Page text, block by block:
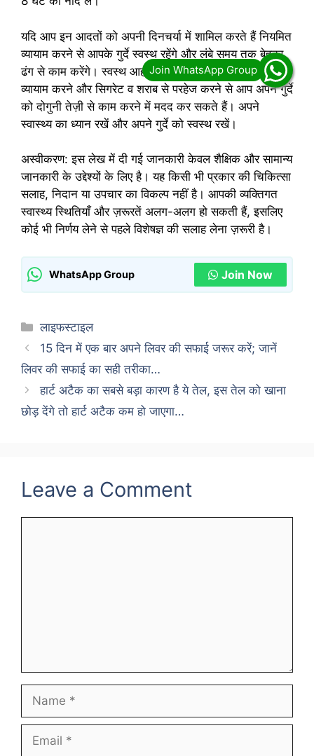
यदि आप इन आदतों को अपनी दिनचर्या में शामिल करते हैं नियमित
व्यायाम करने से आपके गुर्दे स्वस्थ रहेंगे और लंबे समय तक बेहतर
ढंग से काम करेंगे। स्वस्थ आहार लेने, पर्याप्त पानी पीने, नियमित
व्यायाम करने और सिगरेट व शराब से परहेज करने से आप अपने गुर्दे
को दोगुनी तेज़ी से काम करने में मदद कर सकते हैं। अपने
स्वास्थ्य का ध्यान रखें और अपने गुर्दे को स्वस्थ रखें।
अस्वीकरण: इस लेख में दी गई जानकारी केवल शैक्षिक और सामान्य
जानकारी के उद्देश्यों के लिए है। यह किसी भी प्रकार की चिकित्सा
सलाह, निदान या उपचार का विकल्प नहीं है। आपकी व्यक्तिगत
स्वास्थ्य स्थितियाँ और ज़रूरतें अलग-अलग हो सकती हैं, इसलिए
कोई भी निर्णय लेने से पहले विशेषज्ञ की सलाह लेना ज़रूरी है।
WhatsApp Group Join Now
Categories
लाइफस्टाइल
15 दिन में एक बार अपने लिवर की सफाई जरूर करें; जानें
लिवर की सफाई का सही तरीका…
हार्ट अटैक का सबसे बड़ा कारण है ये तेल, इस तेल को खाना
छोड़ देंगे तो हार्ट अटैक कम हो जाएगा…
Leave a Comment